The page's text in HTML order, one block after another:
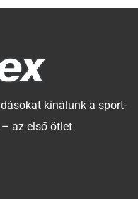
kínálunk a sport-
az első ötlet